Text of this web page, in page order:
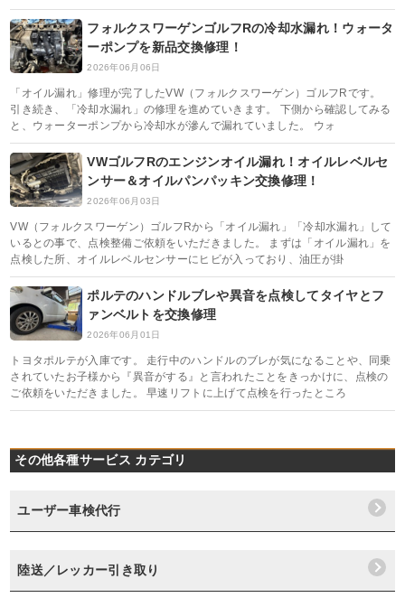
フォルクスワーゲンゴルフRの冷却水漏れ！ウォータ
ーポンプを新品交換修理！
2026年06月06日
「オイル漏れ」修理が完了したVW（フォルクスワーゲン）ゴルフRです。
引き続き、「冷却水漏れ」の修理を進めていきます。 下側から確認してみる
と、ウォーターポンプから冷却水が滲んで漏れていました。 ウォ
VWゴルフRのエンジンオイル漏れ！オイルレベルセ
ンサー＆オイルパンパッキン交換修理！
2026年06月03日
VW（フォルクスワーゲン）ゴルフRから「オイル漏れ」「冷却水漏れ」して
いるとの事で、点検整備ご依頼をいただきました。 まずは「オイル漏れ」を
点検した所、オイルレベルセンサーにヒビが入っており、油圧が掛
ポルテのハンドルブレや異音を点検してタイヤとフ
ァンベルトを交換修理
2026年06月01日
トヨタポルテが入庫です。 走行中のハンドルのブレが気になることや、同乗
されていたお子様から『異音がする』と言われたことをきっかけに、点検の
ご依頼をいただきました。 早速リフトに上げて点検を行ったところ
その他各種サービス カテゴリ
ユーザー車検代行
陸送／レッカー引き取り